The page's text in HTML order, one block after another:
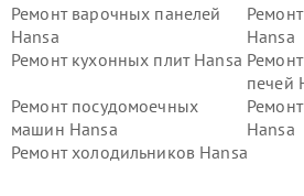
Ремонт варочных панелей
Hansa
Hansa
Ремонт кухонных плит Hansa
печей
Ремонт посудомоечных
машин Hansa
Hansa
Ремонт холодильников Hansa